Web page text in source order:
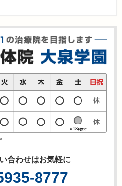
合わせはお気軽に
8777